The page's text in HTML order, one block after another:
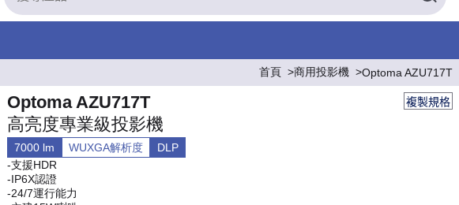
首頁 商用投影機 Optoma AZU717T
複製規格
Optoma AZU717T
高亮度專業級投影機
7000 lm WUXGA解析度
DLP
-支援HDR
-IP6X認證
-24/7運行能力